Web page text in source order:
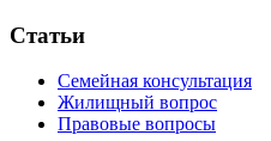
Статьи
Семейная консультация
Жилищный вопрос
Правовые вопросы